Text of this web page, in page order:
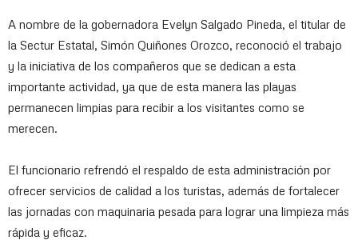
A nombre de la gobernadora Evelyn Salgado Pineda, el titular de
la Sectur Estatal, Simón Quiñones Orozco, reconoció el trabajo
y la iniciativa de los compañeros que se dedican a esta
importante actividad, ya que de esta manera las playas
permanecen limpias para recibir a los visitantes como se
merecen.
El funcionario refrendó el respaldo de esta administración por
ofrecer servicios de calidad a los turistas, además de fortalecer
las jornadas con maquinaria pesada para lograr una limpieza más
rápida y eficaz.